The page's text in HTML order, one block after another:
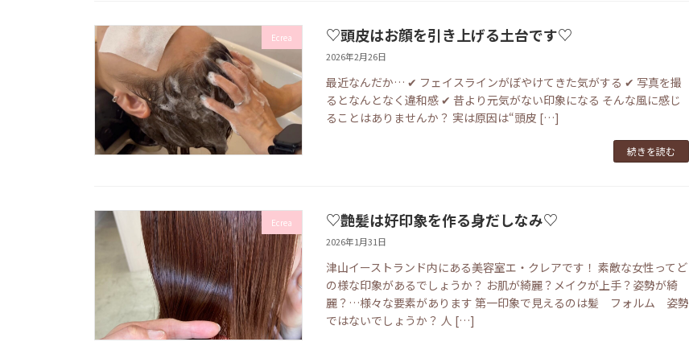
Ecrea ♡頭皮はお顔を引き上げる土台です♡
2026年2月26日
最近なんだか… ✔ フェイスラインがぼやけてきた気がする ✔ 写真を撮
るとなんとなく違和感 ✔ 昔より元気がない印象になる そんな風に感じ
ることはありませんか？ 実は原因は“頭皮 […]
続きを読む
Ecrea ♡艶髪は好印象を作る身だしなみ♡
2026年1月31日
津山イーストランド内にある美容室エ・クレアです！ 素敵な女性ってど
の様な印象があるでしょうか？ お肌が綺麗？メイクが上手？姿勢が綺
麗？…様々な要素があります 第一印象で見えるのは髪 フォルム 姿勢
ではないでしょうか？ 人 […]